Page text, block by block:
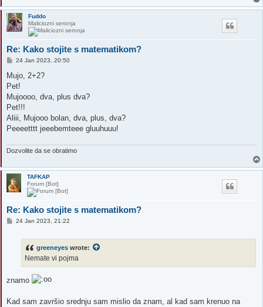
Fuddo
Maliciozni seronja
Re: Kako stojite s matematikom?
P
s
24 Jan 2023, 20:50
Mujo, 2+2?
Pet!
Mujoooo, dva, plus dva?
Pet!!!
Aliii, Mujooo bolan, dva, plus, dva?
Peeeetttt jeeebemteee gluuhuuu!
Dozvolite da se obratimo
TAFKAP
Forum [Bot]
Re: Kako stojite s matematikom?
P24 Jan 2023, 21:22
greeneyes wrote:
Nemate vi pojma
znamo
Kad sam završio srednju sam mislio da znam, al kad sam krenuo na